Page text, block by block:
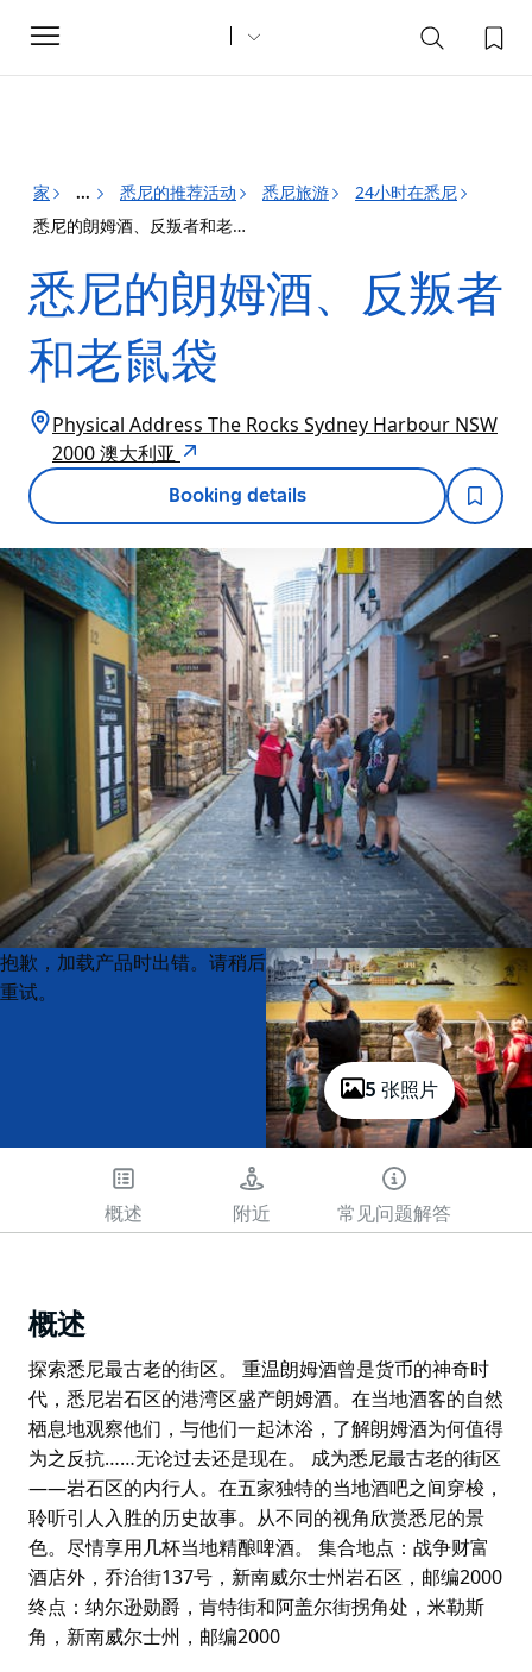
Toggle
navigation
家 ... 悉尼的推荐活动 悉尼旅游
24小时在悉尼
悉尼的朗姆酒、反叛者和老鼠袋
悉尼的朗姆酒、反叛者
和老鼠袋
Physical Address The Rocks Sydney Harbour NSW
2000 澳大利亚
Booking details
5 张照片
Product
List
Product
List
抱歉，加载产品时出错。请稍后
重试。
概述 附近 常见问题解答
概述
探索悉尼最古老的街区。 重温朗姆酒曾是货币的神奇时
代，悉尼岩石区的港湾区盛产朗姆酒。在当地酒客的自然
栖息地观察他们，与他们一起沐浴，了解朗姆酒为何值得
为之反抗……无论过去还是现在。 成为悉尼最古老的街区
——岩石区的内行人。在五家独特的当地酒吧之间穿梭，
聆听引人入胜的历史故事。从不同的视角欣赏悉尼的景
色。尽情享用几杯当地精酿啤酒。 集合地点：战争财富
酒店外，乔治街137号，新南威尔士州岩石区，邮编2000
终点：纳尔逊勋爵，肯特街和阿盖尔街拐角处，米勒斯
角，新南威尔士州，邮编2000